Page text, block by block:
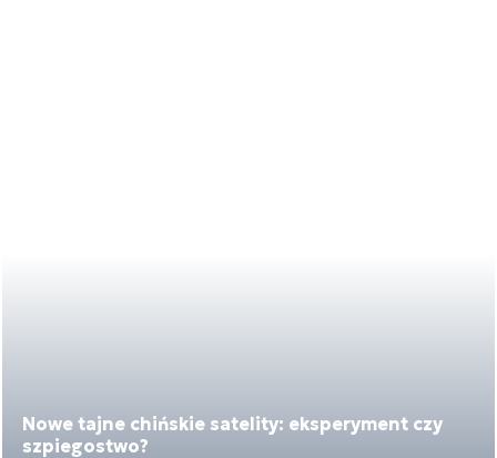
Nowe tajne chińskie satelity: eksperyment czy
szpiegostwo?